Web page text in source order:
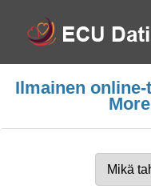
Ilmainen